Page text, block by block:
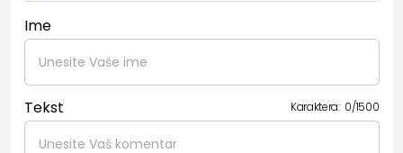
Ime
Tekst Karaktera: 0/1500